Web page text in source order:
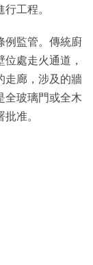
工程。
例監管。傳統廚
處走火通道，
走廊，涉及的牆
全玻璃門或全木
准。